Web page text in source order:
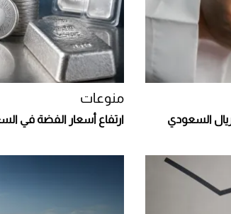
السعودي
منوعات
ارتفاع أسعار الفضة في